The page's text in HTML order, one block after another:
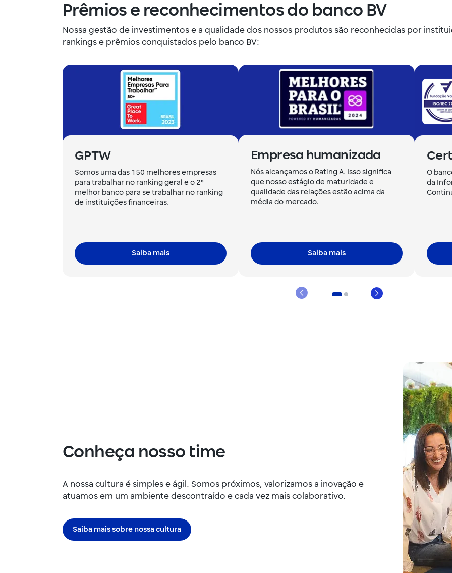
Prêmios e reconhecimentos do banco BV
Nossa gestão de investimentos e a qualidade dos nossos produtos são reconhecidas por
rankings e prêmios conquistados pelo banco BV:
GPTW
Somos uma das 150 melhores empresas
para trabalhar no ranking geral e o 2º
melhor banco para se trabalhar no ranking
de instituições financeiras.
Saiba mais
Empresa humanizada
Nós alcançamos o Rating A. Isso significa
que nosso estágio de maturidade e
qualidade das relações estão acima da
média do mercado.
Saiba mais
O
da
Conheça nosso time
A nossa cultura é simples e ágil. Somos próximos, valorizamos a inovação e
atuamos em um ambiente descontraído e cada vez mais colaborativo.
Saiba mais sobre nossa cultura